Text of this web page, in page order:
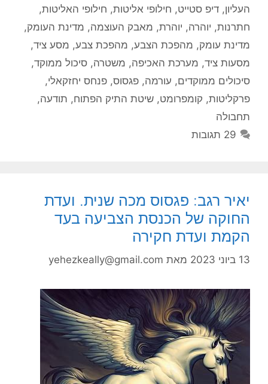
העליון, דיפ סטייט, חילופי אליטות, חילופי האליטות,
חתרנות, יוהרה, יוהרת, מאבק העוצמה, מדינת העומק,
מדינת עומק, מהפכת הצבע, מהפכת צבע, מסע ציד,
מסעות ציד, מערכת האכיפה, משטרה, סיכול ממוקד,
סיכולים ממוקדים, עורמה, פגסוס, פנחס יחזקאלי,
פרקליטות, קומפרומט, שיטת התיק הפתוח, תודעה,
תחבולה
29 תגובות
יאיר רגב: פגסוס מכה שנית. ועדת
החוקה של הכנסת הצביעה בעד
הקמת ועדת חקירה
13 ביוני 2023 מאת yehezkeally@gmail.com